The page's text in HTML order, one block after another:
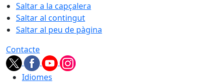
Saltar a la capçalera
Saltar al contingut
Saltar al peu de pàgina
Contacte
Idiomes